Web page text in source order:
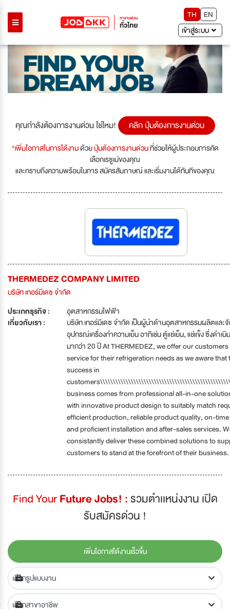
TH
EN
เข้าสู่ระบบ
คุณกำลังต้องการงานด่วน ใช่ไหม! คลิก ปุ่มต้องการงานด่วน
*เพิ่มโอกาสในการได้งานด้วยปุ่มต้องการงานด่วนที่ช่วยให้ผู้ประกอบการคัด
เลือกเรซูเม่ของคุณ
และทราบถึงความพร้อมในการ สมัครสัมภาษณ์ และเริ่มงานได้ทันทีของคุณ
THERMEDEZ COMPANY LIMITED
บริษัท เทอร์มีเดซ จำกัด
ประเภทธุรกิจ :
อุตสาหกรรมไฟฟ้า
เกี่ยวกับเรา :
บริษัท เทอร์มีเดซ จำกัด เป็นผู้นำด้านอุตสาหกรรมผลิตและ
อุปกรณ์เครื่องทำความเย็น อาทิเช่น ตู้แช่เย็น, แช่แข็ง ซึ่งดำเ
มากว่า 20 ปี At THERMEDEZ, we offer our
service for their refrigeration needs as we aware that
success in
business comes from professional all-in-one
with innovative product design to suitably match
efficient production, reliable product quality, on-
and proficient installation and after-sales services.
consistantly deliver these combined solutions to
customers to stand at the forefront of their business.
Find YourFuture Jobs! :รวมตำเเหน่งงาน เปิด
รับสมัครด่วน !
เพิ่มโอกาสได้งานเร็วขึ้น